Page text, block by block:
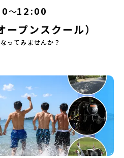
2】有田町プログラム説明会〜
りしたい方へ〜全体説明を聞いた
をするの？」「どんな町なの？」
す。有田町ならではの豊かな文化
たっぷりとお伝えします。日
町ってどんなとこ
疑応答お申し込み：https://c-
どうぞ！「はじめての一人旅だ
きるの？」そんな保護者様の不安
問にスタッフが直接お答えしま
ので、ぜひご自宅からリラックス
み前に必ずご確認ください・参加
申し込みいただく前に、「お申し
必須となります。ご確認くださ
魅力は、地元の「平取高校」の先
舎を眺める見学ではありません。
ティを通じて、年の近い先輩たち
。魅力的な大人たちと対話をしな
ことができ、大充実の2泊3日にな
クな魅力がたっぷりつまった北海
く特別な旅に出発しませんか？体
ラム内容（予定）＜1日目＞
自己紹介ワーク」「高校生企画①-
る「びらとりの歴史・文化を知
」 -アイヌ文化博物館でアイヌ文
感じるアクティビティ「1日を振
2日目＞（AM）「平取高校見学・
る学校体験 -在校生との対話「高
ゴをしながら町を知ろう！（PM）
ィビティ」 -平取特産の「びらと
め！「おためし地域留学体験」
し、地域の枠を超えて学校生活を送
できるプログラムです。はじめて
タッフがしっかりとサポートいた
海道 大樹町（たいきちょう）」北
る大樹町（たいきちょう）。西に
連なり、東は太平洋に面した自然
農業や漁業、林業が盛んであると
して航空宇宙産業の誘致を進める
上げるほど大きな山々が連なる
」の絶景！牛たちがのんびりと過
温泉。日本一の清流に選ばれたこ
）」。 他の地域では見ることので
新しい産業が交差する瞬間を肌で
々と受け継がれる 「フロンティア
ィアスピリッツ（開拓者精神）」
〜12:00
プンスクール）
ってみませんか？